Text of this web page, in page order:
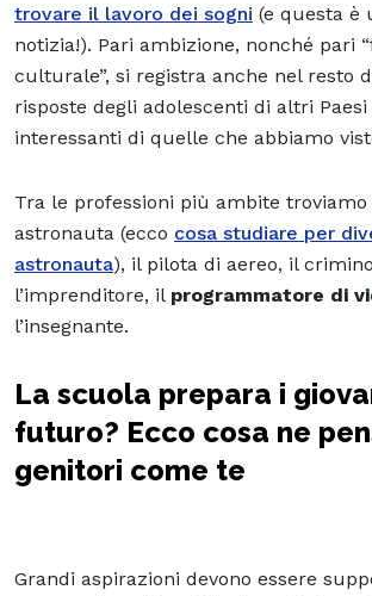
trovare il lavoro dei sogni (e questa è
notizia!). Pari ambizione, nonché pari
culturale”, si registra anche nel resto
risposte degli adolescenti di altri
interessanti di quelle che abbiamo
Tra le professioni più ambite troviamo
astronauta (ecco cosa studiare per
astronauta), il pilota di aereo, il
l’imprenditore, il programmatore di
l’insegnante.
La scuola prepara i
futuro? Ecco cosa ne
genitori come te
Grandi aspirazioni devono essere